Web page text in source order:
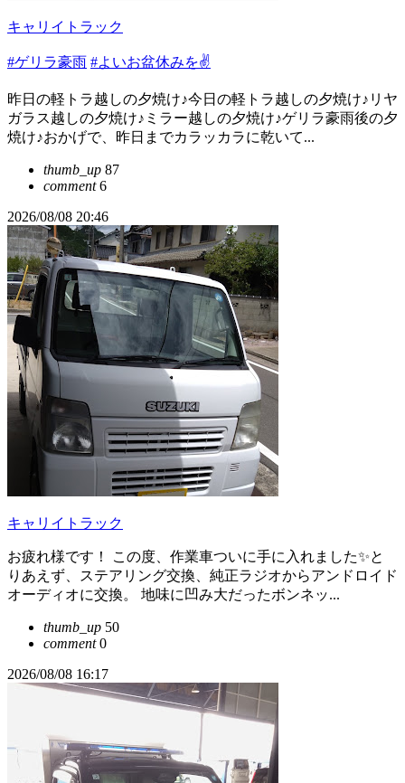
キャリイトラック
#ゲリラ豪雨 #よいお盆休みを✌️
昨日の軽トラ越しの夕焼け♪今日の軽トラ越しの夕焼け♪リヤ
ガラス越しの夕焼け♪ミラー越しの夕焼け♪ゲリラ豪雨後の夕
焼け♪おかげで、昨日までカラッカラに乾いて...
thumb_up 87
comment6
2026/08/08 20:46
キャリイトラック
お疲れ様です！ この度、作業車ついに手に入れました✨と
りあえず、ステアリング交換、純正ラジオからアンドロイド
オーディオに交換。 地味に凹み大だったボンネッ...
thumb_up 50
comment0
2026/08/08 16:17